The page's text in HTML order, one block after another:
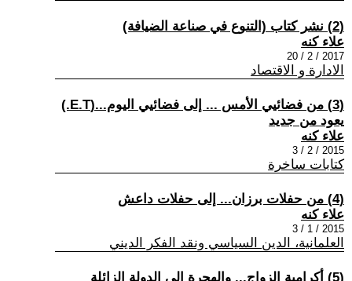
(2) نشر كتاب (التنوع في صناعة الضيافة)
علاء كنه
2017 / 2 / 20
الادارة و الاقتصاد
(3) من فضائيي الأمس ... إلى فضائيي اليوم...(E.T.)
يعود من جديد
علاء كنه
2015 / 2 / 3
كتابات ساخرة
(4) من حفلات برزان... إلى حفلات داعش
علاء كنه
2015 / 1 / 3
العلمانية، الدين السياسي ونقد الفكر الديني
(5) أكرامية الزواج... والهجرة إلى الدولة الزائلة